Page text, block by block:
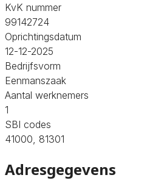
KvK nummer
99142724
Oprichtingsdatum
12-12-2025
Bedrijfsvorm
Eenmanszaak
Aantal werknemers
1
SBI codes
41000, 81301
Adresgegevens